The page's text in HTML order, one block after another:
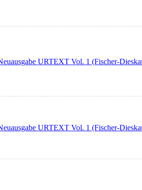
URTEXT Vol. 1 (Fischer-
URTEXT Vol. 1 (Fischer-